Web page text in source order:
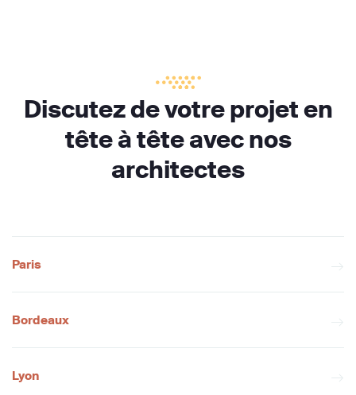
Discutez de votre projet en
tête à tête avec nos
architectes
Paris
Bordeaux
Lyon